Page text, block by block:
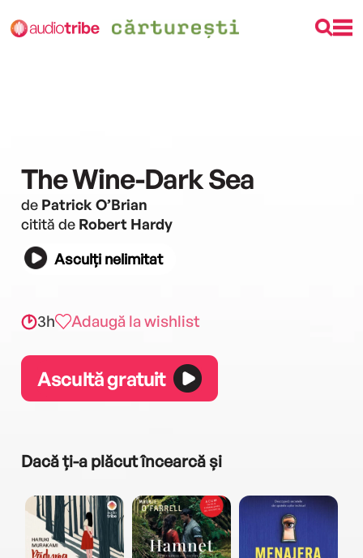
The Wine-Dark Sea
de Patrick O’Brian
citită de Robert Hardy
Asculți nelimitat
3h Adaugă la wishlist
Ascultă gratuit
Dacă ți-a plăcut încearcă și